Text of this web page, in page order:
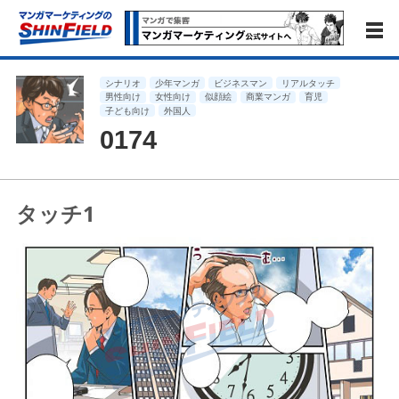
シナリオ 少年マンガ ビジネスマン
リアルタッチ
男性向け
女性向け 似顔絵 商業マンガ
育児
子ども向け
外国人
0174
タッチ1